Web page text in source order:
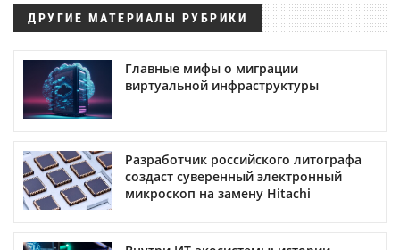
ДРУГИЕ МАТЕРИАЛЫ РУБРИКИ
Главные мифы о миграции
виртуальной инфраструктуры
Разработчик российского литографа
создаст суверенный электронный
микроскоп на замену Hitachi